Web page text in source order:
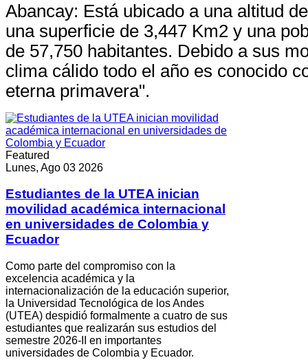
Abancay: Está ubicado a una altitud
una superficie de 3,447 Km2 y una
de 57,750 habitantes. Debido a sus
clima cálido todo el año es conocido
eterna primavera".
Featured
Lunes, Ago 03 2026
Estudiantes de la UTEA inician
movilidad académica internacional
en universidades de Colombia y
Ecuador
Como parte del compromiso con la
excelencia académica y la
internacionalización de la educación superior,
la Universidad Tecnológica de los Andes
(UTEA) despidió formalmente a cuatro de sus
estudiantes que realizarán sus estudios del
semestre 2026-II en importantes
universidades de Colombia y Ecuador.